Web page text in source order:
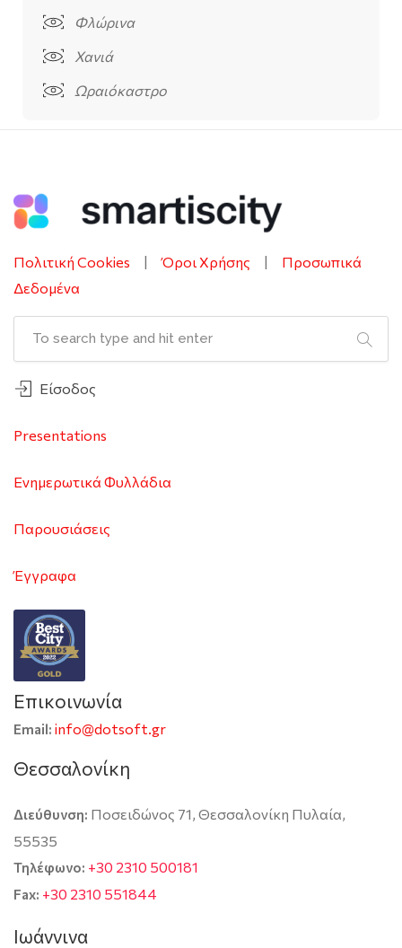
Φλώρινα
Χανιά
Ωραιόκαστρο
Πολιτική Cookies |Όροι Χρήσης | Προσωπικά
Δεδομένα
Είσοδος
Presentations
Ενημερωτικά Φυλλάδια
Παρουσιάσεις
Έγγραφα
Επικοινωνία
Email: info@dotsoft.gr
Θεσσαλονίκη
Διεύθυνση: Ποσειδώνος 71, Θεσσαλονίκη Πυλαία,
55535
Τηλέφωνο: +30 2310 500181
Fax: +30 2310 551844
Ιωάννινα